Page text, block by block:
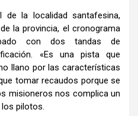
la localidad santafesina,
la provincia, el cronograma
con dos tandas de
«Es una pista que
llano por las características
tomar recaudos porque se
misioneros nos complica un
pilotos.